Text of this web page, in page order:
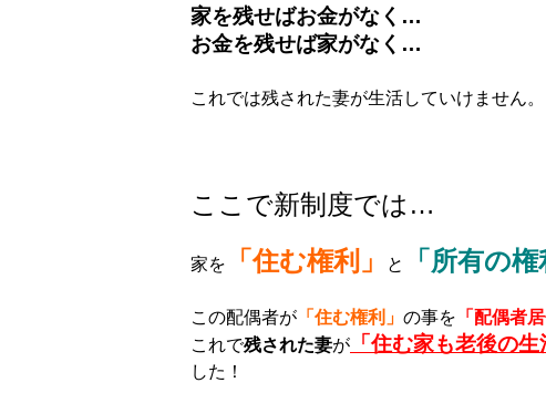
家を残せばお金がなく…
お金を残せば家がなく…
これでは残された妻が生活していけません。
ここで新制度では…
家を 「住む権利」 と 「所有の権
この配偶者が 「住む権利」 の事を 「配偶者
これで残された妻が 「住む家も老後の
した！